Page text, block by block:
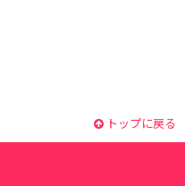
トップに戻る